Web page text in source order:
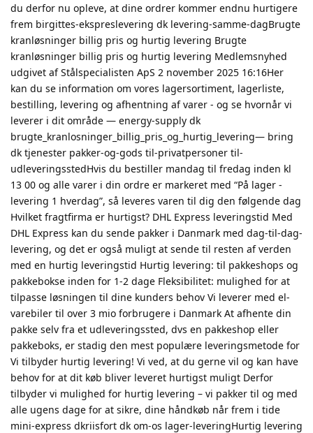
du derfor nu opleve, at dine ordrer kommer endnu hurtigere
frem birgittes-ekspreslevering dk levering-samme-dagBrugte
kranløsninger billig pris og hurtig levering Brugte
kranløsninger billig pris og hurtig levering Medlemsnyhed
udgivet af Stålspecialisten ApS 2 november 2025 16:16Her
kan du se information om vores lagersortiment, lagerliste,
bestilling, levering og afhentning af varer - og se hvornår vi
leverer i dit område — energy-supply dk
brugte_kranlosninger_billig_pris_og_hurtig_levering— bring
dk tjenester pakker-og-gods til-privatpersoner til-
udleveringsstedHvis du bestiller mandag til fredag inden kl
13 00 og alle varer i din ordre er markeret med “På lager -
levering 1 hverdag”, så leveres varen til dig den følgende dag
Hvilket fragtfirma er hurtigst? DHL Express leveringstid Med
DHL Express kan du sende pakker i Danmark med dag-til-dag-
levering, og det er også muligt at sende til resten af verden
med en hurtig leveringstid Hurtig levering: til pakkeshops og
pakkebokse inden for 1-2 dage Fleksibilitet: mulighed for at
tilpasse løsningen til dine kunders behov Vi leverer med el-
varebiler til over 3 mio forbrugere i Danmark At afhente din
pakke selv fra et udleveringssted, dvs en pakkeshop eller
pakkeboks, er stadig den mest populære leveringsmetode for
Vi tilbyder hurtig levering! Vi ved, at du gerne vil og kan have
behov for at dit køb bliver leveret hurtigst muligt Derfor
tilbyder vi mulighed for hurtig levering – vi pakker til og med
alle ugens dage for at sikre, dine håndkøb når frem i tide
mini-express dkriisfort dk om-os lager-leveringHurtig levering